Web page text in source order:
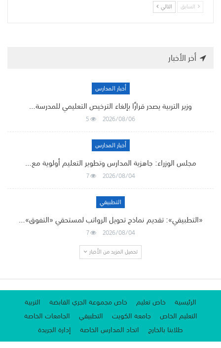
السابق التالي
أخر الأخبار
أخبار المدارس
وزير التربية يصدر قرارًا بإلغاء الترخيص التعليمي للمدرسة…
2026/08/06
5
أخبار المدارس
مجلس الوزراء: جاهزية المدارس وتطوير التعليم أولوية مع…
2026/08/04
7
التطبيقي
«التطبيقي»: تقديم نماذج تحويل الرواتب لمستحقي «التفوق»…
2026/08/04
7
تحميل المزيد من الأخبار
الرئيسية خاص تعليم خاص مجموعة الجري القابضة
التربية
التعليم الخاص
جامعة الكويت التطبيقي
الجامعات الخاصة
طلابنا بالخارج
اتحاد المدارس الخاصة إدارة الجريدة